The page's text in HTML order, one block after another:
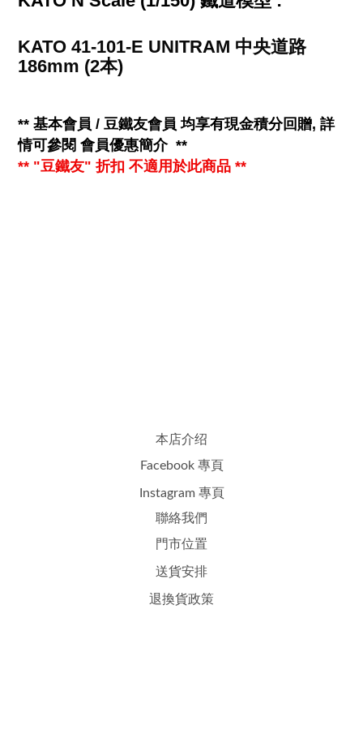
KATO 41-101-E UNITRAM 中央道路
186mm (2本)
** 基本會員 / 豆鐵友會員 均享有現金積分回贈, 詳
情可參閱 會員優惠簡介 **
** "豆鐵友" 折扣 不適用於此商品 **
本店介绍
Facebook 專頁
Instagram 專頁
聯絡我們
門市位置
送貨安排
退換貨政策